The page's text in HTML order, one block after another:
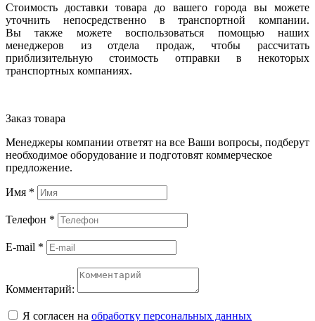
Стоимость доставки товара до вашего города вы можете
уточнить непосредственно в транспортной компании.
Вы также можете воспользоваться помощью наших
менеджеров из отдела продаж, чтобы рассчитать
приблизительную стоимость отправки в некоторых
транспортных компаниях.
Заказ товара
Менеджеры компании ответят на все Ваши вопросы, подберут
необходимое оборудование и подготовят коммерческое
предложение.
Имя *
Телефон *
E-mail *
Комментарий:
Я согласен на обработку персональных данных